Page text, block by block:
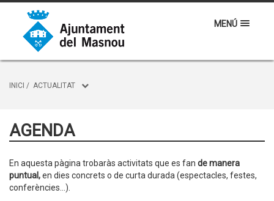
MENÚ
INICI / ACTUALITAT
AGENDA
En aquesta pàgina trobaràs activitats que es fan de manera
puntual,en dies concrets o de curta durada (espectacles, festes,
conferències...).